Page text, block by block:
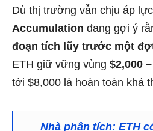
Dù thị trường vẫn chịu áp
Accumulation đang gợi ý
đoạn tích lũy trước một
ETH giữ vững vùng $2,000
tới $8,000 là hoàn toàn khả
Nhà phân tích: ETH